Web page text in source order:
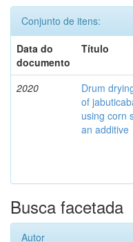
Conjunto de itens:
Data do
documento
Título
2020
Drum
of
using corn
an additive
Busca facetada
Autor